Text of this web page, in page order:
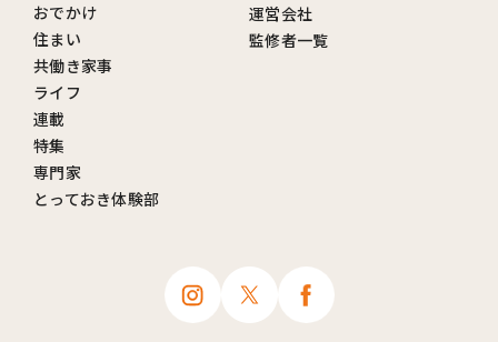
おでかけ
住まい
共働き家事
ライフ
連載
特集
専門家
とっておき体験部
運営会社
監修者一覧